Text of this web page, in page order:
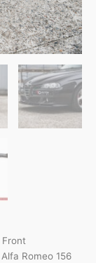
Front
Romeo 156